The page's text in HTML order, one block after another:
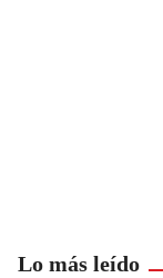
Lo más leído